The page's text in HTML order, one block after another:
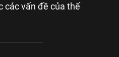
các vấn đề của thế